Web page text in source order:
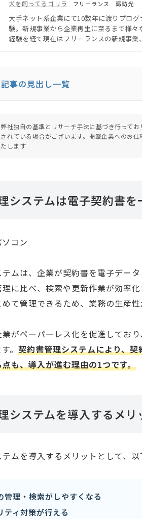
犬を飼ってるゴリラ フリーランス 諏訪光
大手ネット系企業にて10数年に渡りプロ
験。新規事業から企業再生に至るまで様
経験を経て現在はフリーランスの新規事
事の見出し一覧
社独自の基準とリサーチ手法に基づき行ってお
れている場合がございます。掲載企業へのお
します
システムは電子契約書
ムは、企業が契約書を電子デー
に比べ、検索や更新作業が効率
て管理できるため、業務の生産性
がペーパーレス化を促進してお
。 契約書管理システムにより、
も、導入が進む理由の1つです。
システムを導入するメリ
ムを導入するメリットとして、以
管理・検索がしやすくなる
ティ対策が行える